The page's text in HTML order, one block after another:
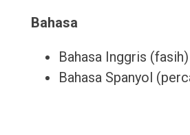
Bahasa
Bahasa Inggris (fasih)
Bahasa Spanyol